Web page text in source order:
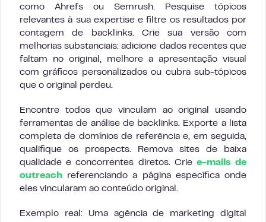
como Ahrefs ou Semrush. Pesquise tópicos
relevantes à sua expertise e filtre os resultados por
contagem de backlinks. Crie sua versão com
melhorias substanciais: adicione dados recentes que
faltam no original, melhore a apresentação visual
com gráficos personalizados ou cubra sub-tópicos
que o original perdeu.
Encontre todos que vinculam ao original usando
ferramentas de análise de backlinks. Exporte a lista
completa de domínios de referência e, em seguida,
qualifique os prospects. Remova sites de baixa
qualidade e concorrentes diretos. Crie e-mails de
outreach referenciando a página específica onde
eles vincularam ao conteúdo original.
Exemplo real: Uma agência de marketing digital